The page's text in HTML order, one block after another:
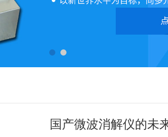
国产微波消解仪的未